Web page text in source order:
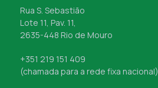
Rua S. Sebastião
Lote 11, Pav. 11,
2635-448 Rio de Mouro
+351 219 151 409
(chamada para a rede fixa nacional)